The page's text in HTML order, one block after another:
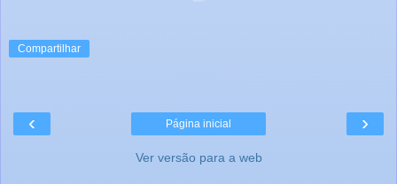
Compartilhar
‹ ›
Página inicial
Ver versão para a web